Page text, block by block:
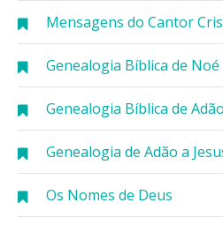
Mensagens do Cantor
Genealogia Bíblica de
Genealogia Bíblica de
Genealogia de Adão a
Os Nomes de Deus